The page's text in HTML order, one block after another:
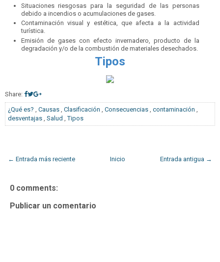
Situaciones riesgosas para la seguridad de las personas
debido a incendios o acumulaciones de gases.
Contaminación visual y estética, que afecta a la actividad
turística.
Emisión de gases con efecto invernadero, producto de la
degradación y/o de la combustión de materiales desechados.
Tipos
Share:
¿Qué es? , Causas , Clasificación , Consecuencias , contaminación ,
desventajas , Salud ,Tipos
← Entrada más reciente Entrada antigua →
Inicio
0 comments:
Publicar un comentario